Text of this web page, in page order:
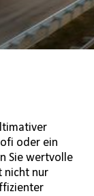
oder ein
Sie wertvolle
nicht nur